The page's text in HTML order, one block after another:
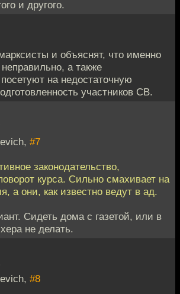
и другого.
и объяснят, что именно
а также
на недостаточную
участников СВ.
#7
законодательство,
курса. Сильно смахивает на
а они, как известно ведут в ад.
Сидеть дома с газетой, или в
не делать.
#8